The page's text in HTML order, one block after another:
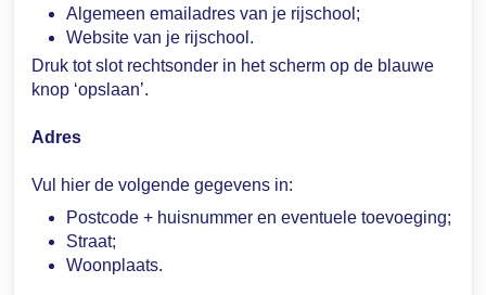
Algemeen emailadres van je rijschool;
Website van je rijschool.
Druk tot slot rechtsonder in het scherm op de blauwe
knop ‘opslaan’.
Adres
Vul hier de volgende gegevens in:
Postcode + huisnummer en eventuele toevoeging;
Straat;
Woonplaats.